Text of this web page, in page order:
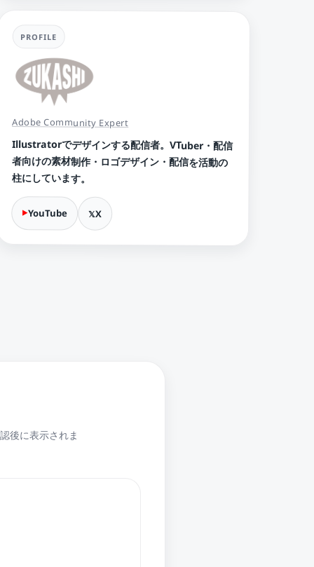
PROFILE
Adobe Community Expert
Illustratorでデザインする配信者。VTuber・配信
者向けの素材制作・ロゴデザイン・配信を活動の
柱にしています。
YouTube X
後に表示されま